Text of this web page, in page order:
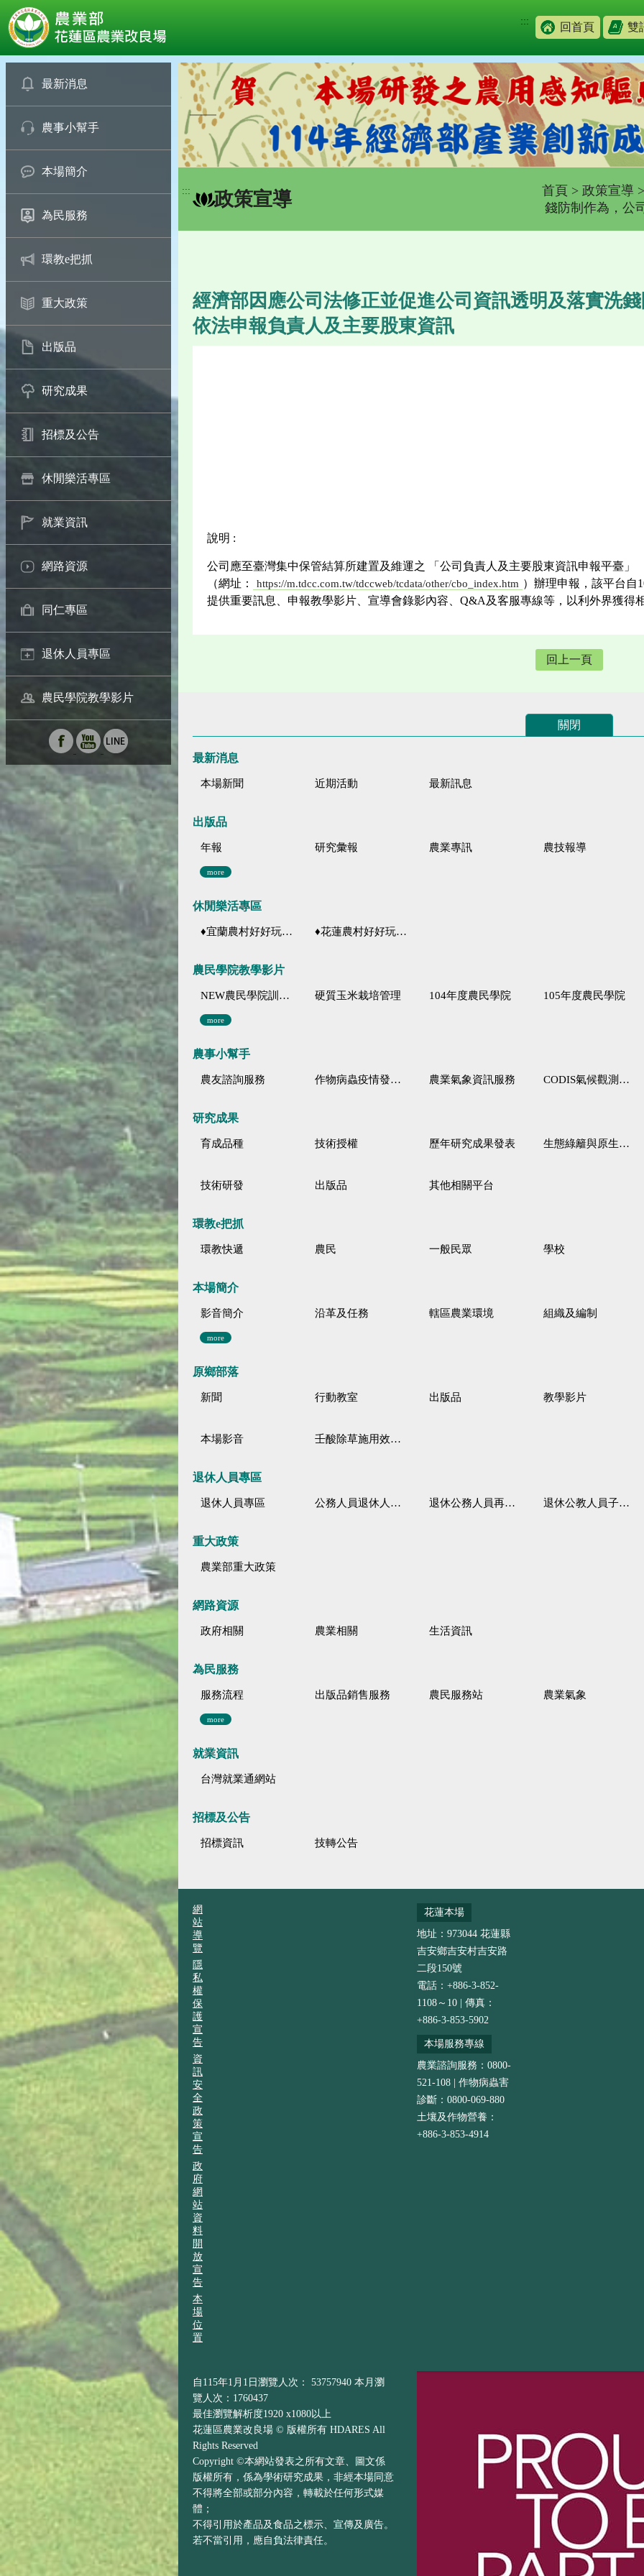
::: 回首頁 雙
最新消息
農事小幫手
本場簡介
為民服務
環教e把抓
重大政策
出版品
研究成果
招標及公告
休閒樂活專區
就業資訊
網路資源
同仁專區
退休人員專區
農民學院教學影片
::: 政策宣導 首頁 > 政策宣導
錢防制作為，公
經濟部因應公司法修正並促進公司資訊透明及落實洗
依法申報負責人及主要股東資訊
說明 :
公司應至臺灣集中保管結算所建置及維運之 「公司負責人及主要股東資訊申報平臺」
（網址：
https://m.tdcc.com.tw/tdccweb/tcdata/other/cbo_index.htm ）辦理申報，該平台自
提供重要訊息、申報教學影片、宣導會錄影內容、Q&A及客服專線等，以利外界獲得
回上一頁
關閉
最新消息
本場新聞 近期活動 最新訊息
出版品
年報 研究彙報 農業專訊 農技報導
more
休閒樂活專區
♦宜蘭農村好好玩 ♦「農、藝、山、水」四條遊程推薦 ♦花蓮農村好好玩♦「原、生、慢、活」四條遊程推薦
農民學院教學影片
NEW農民學院訓練影音分類 硬質玉米栽培管理 104年度農民學院 105年度農民學院
more
農事小幫手
農友諮詢服務 作物病蟲疫情發生預測 農業氣象資訊服務 CODIS氣候觀測資料查詢服務
研究成果
育成品種 技術授權 歷年研究成果發表 生態綠籬與原生野花植生毯
技術研發 出版品 其他相關平台
環教e把抓
環教快遞 農民 一般民眾 學校
本場簡介
影音簡介 沿革及任務 轄區農業環境 組織及編制
more
原鄉部落
新聞 行動教室 出版品 教學影片
本場影音 壬酸除草施用效果觀察
退休人員專區
退休人員專區 公務人員退休人員法施行細則 退休公務人員再任職務 退休公教人員子女教育補助規定
重大政策
農業部重大政策
網路資源
政府相關 農業相關 生活資訊
為民服務
服務流程 出版品銷售服務 農民服務站 農業氣象
more
就業資訊
台灣就業通網站
招標及公告
招標資訊 技轉公告
網
站
導
覽
隱
私
權
保
護
宣
告
資
訊
安
全
政
策
宣
告
政
府
網
站
資
料
開
放
宣
告
本
場
位
置
花蓮本場
地址：973044 花蓮縣
吉安鄉吉安村吉安路
二段150號
電話：+886-3-852-
1108～10 | 傳真：
+886-3-853-5902
本場服務專線
農業諮詢服務：0800-
521-108 | 作物病蟲害
診斷：0800-069-880
土壤及作物營養：
+886-3-853-4914
自115年1月1日瀏覽人次： 53757940 本月瀏
覽人次：1760437
最佳瀏覽解析度1920 x1080以上
花蓮區農業改良場 © 版權所有 HDARES All
Rights Reserved
Copyright ©本網站發表之所有文章、圖文係
版權所有，係為學術研究成果，非經本場同意
不得將全部或部分內容，轉載於任何形式媒
體；
不得引用於產品及食品之標示、宣傳及廣告。
若不當引用，應自負法律責任。